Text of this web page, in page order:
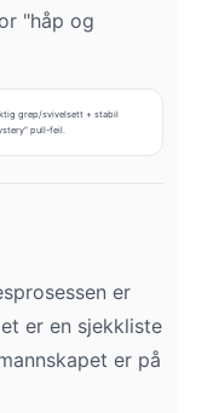
"håp og
grep/svivelsett + stabil
pull-feil.
er
er en sjekkliste
er på